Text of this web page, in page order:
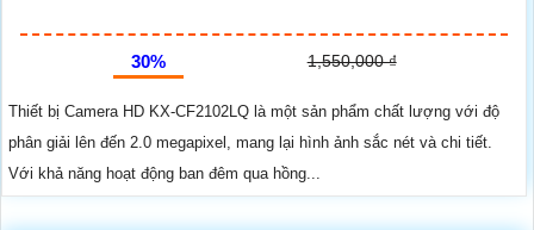
30% 1,550,000 ₫
Thiết bị Camera HD KX-CF2102LQ là một sản phẩm chất lượng với độ
phân giải lên đến 2.0 megapixel, mang lại hình ảnh sắc nét và chi tiết.
Với khả năng hoạt động ban đêm qua hồng...